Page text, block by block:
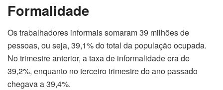
Formalidade
Os trabalhadores informais somaram 39 milhões de
pessoas, ou seja, 39,1% do total da população ocupada.
No trimestre anterior, a taxa de informalidade era de
39,2%, enquanto no terceiro trimestre do ano passado
chegava a 39,4%.